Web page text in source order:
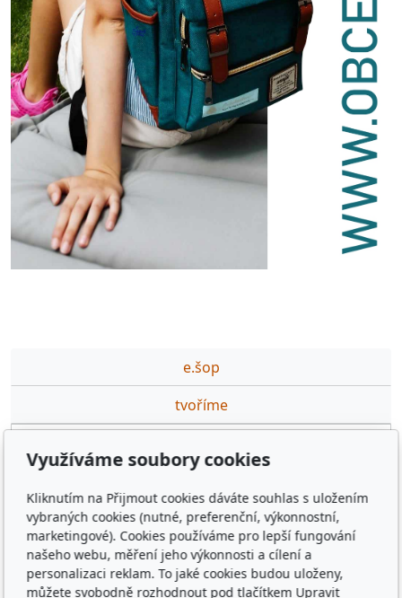
e.šop
tvoříme
ceník DTP,GFX prací
výuka·na·míru
kontakt
Využíváme soubory cookies
Kliknutím na Přijmout cookies dáváte souhlas s uložením
vybraných cookies (nutné, preferenční, výkonnostní,
marketingové). Cookies používáme pro lepší fungování
našeho webu, měření jeho výkonnosti a cílení a
personalizaci reklam. To jaké cookies budou uloženy,
můžete svobodně rozhodnout pod tlačítkem Upravit